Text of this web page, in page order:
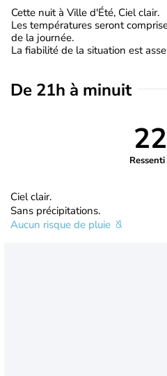
Cette nuit à Ville d'Été, Ciel clair.
Les températures seront
de la journée.
La fiabilité de la situation est
De 21h à minuit
Ciel clair.
Sans précipitations.
Aucun risque de pluie